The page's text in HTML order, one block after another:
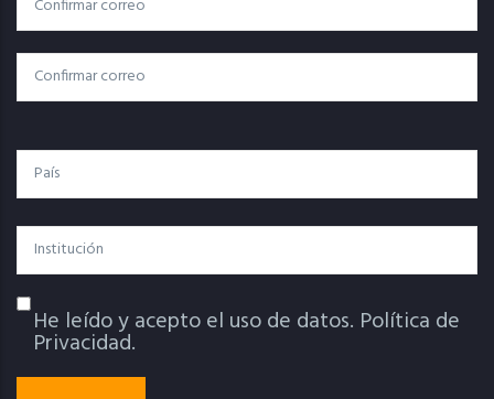
Electrónico
Confirmar Correo
País
Institución
Política De Privacidad
He leído y acepto el uso de datos. Política de
Privacidad.